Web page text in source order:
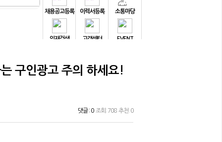
채용공고등록 이력서등록 소통마당
인재검색 고객센터 EVENT
구인광고 주의 하세요!
댓글 : 0조회: 708 추천: 0